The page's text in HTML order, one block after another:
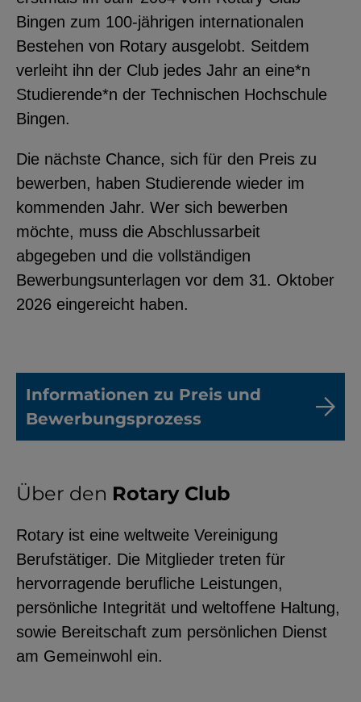
Bingen zum 100-jährigen internationalen
Bestehen von Rotary ausgelobt. Seitdem
verleiht ihn der Club jedes Jahr an eine*n
Studierende*n der Technischen Hochschule
Bingen.
Die nächste Chance, sich für den Preis zu
bewerben, haben Studierende wieder im
kommenden Jahr. Wer sich bewerben
möchte, muss die Abschlussarbeit
abgegeben und die vollständigen
Bewerbungsunterlagen vor dem 31. Oktober
2026 eingereicht haben.
Informationen zu Preis und
Bewerbungsprozess
Über den Rotary Club
Rotary ist eine weltweite Vereinigung
Berufstätiger. Die Mitglieder treten für
hervorragende berufliche Leistungen,
persönliche Integrität und weltoffene Haltung,
sowie Bereitschaft zum persönlichen Dienst
am Gemeinwohl ein.